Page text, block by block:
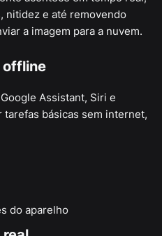
nitidez e até removendo
a imagem para a nuvem.
offline
Assistant, Siri e
básicas sem internet,
do aparelho